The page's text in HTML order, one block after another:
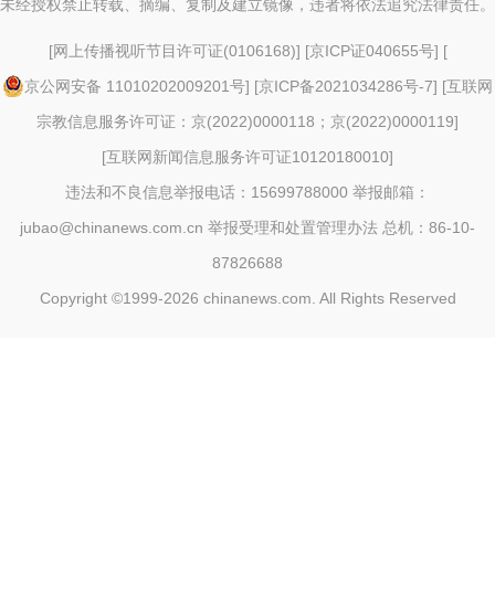
未经授权禁止转载、摘编、复制及建立镜像，违者将依法追究法律责任。
[网上传播视听节目许可证(0106168)] [京ICP证040655号] [
京公网安备 11010202009201号] [京ICP备2021034286号-7] [互联网
宗教信息服务许可证：京(2022)0000118；京(2022)0000119]
[互联网新闻信息服务许可证10120180010]
违法和不良信息举报电话：15699788000 举报邮箱：
jubao@chinanews.com.cn 举报受理和处置管理办法 总机：86-10-
87826688
Copyright ©1999-2026 chinanews.com. All Rights Reserved